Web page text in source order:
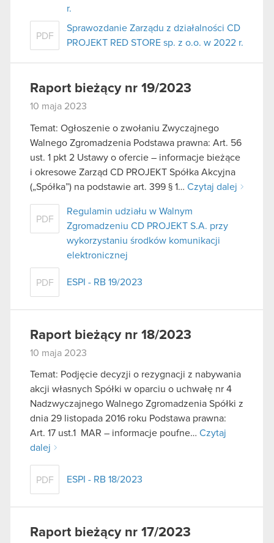
r.
PDF
Sprawozdanie Zarządu z działalności CD
PROJEKT RED STORE sp. z o.o. w 2022 r.
Raport bieżący nr 19/2023
10 maja 2023
Temat: Ogłoszenie o zwołaniu Zwyczajnego
Walnego Zgromadzenia Podstawa prawna: Art. 56
ust. 1 pkt 2 Ustawy o ofercie – informacje bieżące
i okresowe Zarząd CD PROJEKT Spółka Akcyjna
(„Spółka”) na podstawie art. 399 § 1… Czytaj dalej
PDF
Regulamin udziału w Walnym
Zgromadzeniu CD PROJEKT S.A. przy
wykorzystaniu środków komunikacji
elektronicznej
PDF ESPI - RB 19/2023
Raport bieżący nr 18/2023
10 maja 2023
Temat: Podjęcie decyzji o rezygnacji z nabywania
akcji własnych Spółki w oparciu o uchwałę nr 4
Nadzwyczajnego Walnego Zgromadzenia Spółki z
dnia 29 listopada 2016 roku Podstawa prawna:
Art. 17 ust.1 MAR – informacje poufne… Czytaj
dalej
PDF ESPI - RB 18/2023
Raport bieżący nr 17/2023